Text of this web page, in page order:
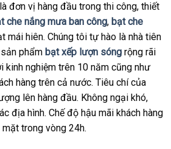
là đơn vị hàng đầu trong thi công, thiết
che nắng mưa ban công, bạt che
mái hiên. Chúng tôi tự hào là nhà tiên
phẩm bạt xếp lượn sóngrộng rãi
kinh nghiệm trên 10 năm cũng như
hàng trên cả nước. Tiêu chí của
lên hàng đầu. Không ngại khó,
địa hình. Chế độ hậu mãi khách hàng
trong vòng 24h.